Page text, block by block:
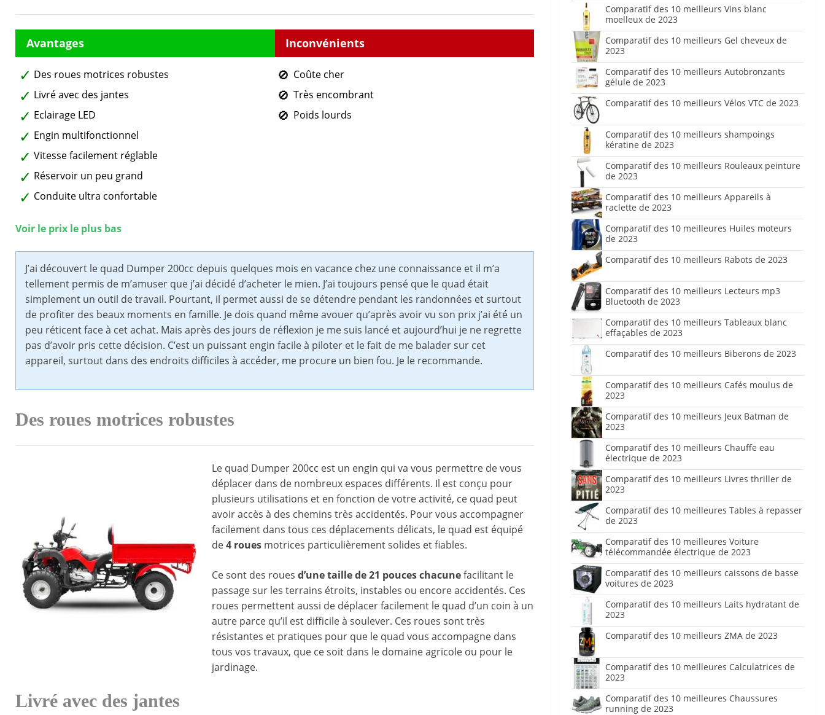
Des roues motrices robustes
Livré avec des jantes
Eclairage LED
Engin multifonctionnel
Vitesse facilement réglable
Réservoir un peu grand
Conduite ultra confortable
Coûte cher
Très encombrant
Poids lourds
Voir le prix le plus bas
J’ai découvert le quad Dumper 200cc depuis quelques mois en vacance chez une connaissance et il m’a
tellement permis de m’amuser que j’ai décidé d’acheter le mien. J’ai toujours pensé que le quad était
simplement un outil de travail. Pourtant, il permet aussi de se détendre pendant les randonnées et surtout
de profiter des beaux moments en famille. Je dois quand même avouer qu’après avoir vu son prix j’ai été un
peu réticent face à cet achat. Mais après des jours de réflexion je me suis lancé et aujourd’hui je ne regrette
pas d’avoir pris cette décision. C’est un puissant engin facile à piloter et le fait de me balader sur cet
appareil, surtout dans des endroits difficiles à accéder, me procure un bien fou. Je le recommande.
Des roues motrices robustes
Le quad Dumper 200cc est un engin qui va vous permettre de vous
déplacer dans de nombreux espaces différents. Il est conçu pour
plusieurs utilisations et en fonction de votre activité, ce quad peut
avoir accès à des chemins très accidentés. Pour vous accompagner
facilement dans tous ces déplacements délicats, le quad est équipé
de4 roues motrices particulièrement solides et fiables.
Ce sont des roues d’une taille de 21 pouces chacunefacilitant le
passage sur les terrains étroits, instables ou encore accidentés. Ces
roues permettent aussi de déplacer facilement le quad d’un coin à un
autre parce qu’il est difficile à soulever. Ces roues sont très
résistantes et pratiques pour que le quad vous accompagne dans
tous vos travaux, que ce soit dans le domaine agricole ou pour le
jardinage.
Livré avec des jantes
Comparatif des 10 meilleurs Vins blanc
moelleux de 2023
Comparatif des 10 meilleurs Gel cheveux de
2023
Comparatif des 10 meilleurs Autobronzants
gélule de 2023
Comparatif des 10 meilleurs Vélos VTC de 2023
Comparatif des 10 meilleurs shampoings
kératine de 2023
Comparatif des 10 meilleurs Rouleaux peinture
de 2023
Comparatif des 10 meilleurs Appareils à
raclette de 2023
Comparatif des 10 meilleures Huiles moteurs
de 2023
Comparatif des 10 meilleurs Rabots de 2023
Comparatif des 10 meilleurs Lecteurs mp3
Bluetooth de 2023
Comparatif des 10 meilleurs Tableaux blanc
effaçables de 2023
Comparatif des 10 meilleurs Biberons de 2023
Comparatif des 10 meilleurs Cafés moulus de
2023
Comparatif des 10 meilleurs Jeux Batman de
2023
Comparatif des 10 meilleurs Chauffe eau
électrique de 2023
Comparatif des 10 meilleurs Livres thriller de
2023
Comparatif des 10 meilleures Tables à repasser
de 2023
Comparatif des 10 meilleures Voiture
télécommandée électrique de 2023
Comparatif des 10 meilleurs caissons de basse
voitures de 2023
Comparatif des 10 meilleurs Laits hydratant de
2023
Comparatif des 10 meilleurs ZMA de 2023
Comparatif des 10 meilleures Calculatrices de
2023
Comparatif des 10 meilleures Chaussures
running de 2023